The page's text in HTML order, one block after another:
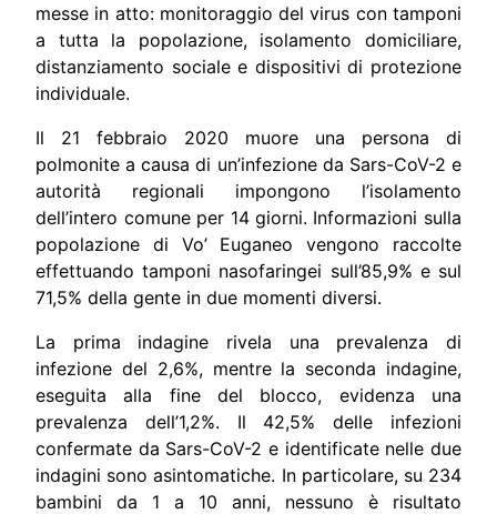
messe in atto: monitoraggio del virus con tamponi
a tutta la popolazione, isolamento domiciliare,
distanziamento sociale e dispositivi di protezione
individuale.
Il 21 febbraio 2020 muore una persona di
polmonite a causa di un’infezione da Sars-CoV-2 e
autorità regionali impongono l’isolamento
dell’intero comune per 14 giorni. Informazioni sulla
popolazione di Vo’ Euganeo vengono raccolte
effettuando tamponi nasofaringei sull’85,9% e sul
71,5% della gente in due momenti diversi.
La prima indagine rivela una prevalenza di
infezione del 2,6%, mentre la seconda indagine,
eseguita alla fine del blocco, evidenza una
prevalenza dell’1,2%. Il 42,5% delle infezioni
confermate da Sars-CoV-2 e identificate nelle due
indagini sono asintomatiche. In particolare, su 234
bambini da 1 a 10 anni, nessuno è risultato